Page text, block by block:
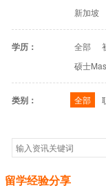
新加坡
学历： 全部
硕士
类别： 全部
留学经验分享